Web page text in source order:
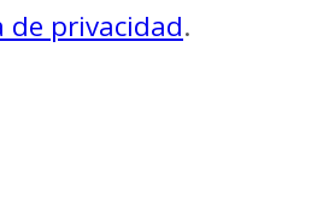
de privacidad.